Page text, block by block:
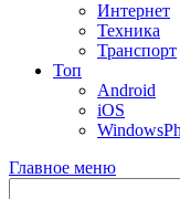
Интернет
Техника
Транспорт
Топ
Android
iOS
Главное меню